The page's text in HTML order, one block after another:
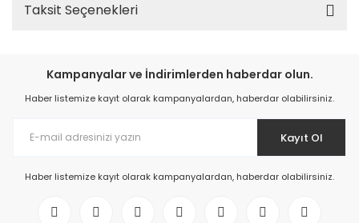
Taksit Seçenekleri
Kampanyalar ve İndirimlerden haberdar olun.
Haber listemize kayıt olarak kampanyalardan, haberdar olabilirsiniz.
Kayıt Ol
Haber listemize kayıt olarak kampanyalardan, haberdar olabilirsiniz.